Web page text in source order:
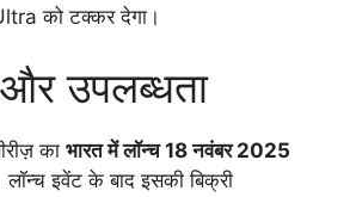
को टक्कर देगा।
उपलब्धता
का भारत में लॉन्च 18 नवंबर 2025
इवेंट के बाद इसकी बिक्री